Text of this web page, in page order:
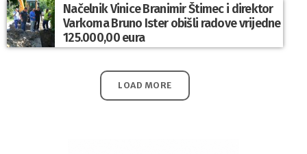
Načelnik Vinice Branimir Štimec i direktor
Varkoma Bruno Ister obišli radove vrijedne
125.000,00 eura
LOAD MORE